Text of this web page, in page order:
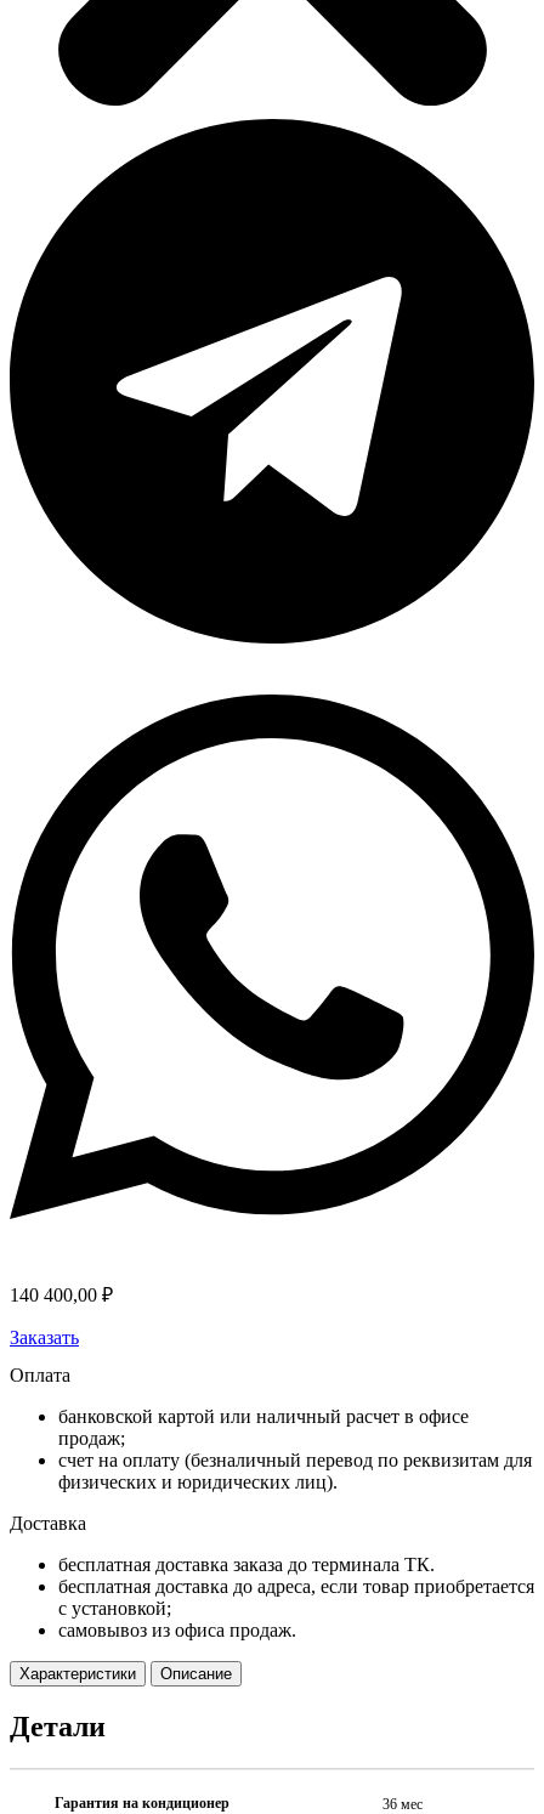
140 400,00 ₽
Заказать
Оплата
банковской картой или наличный расчет в офисе
продаж;
счет на оплату (безналичный перевод по реквизитам для
физических и юридических лиц).
Доставка
бесплатная доставка заказа до терминала ТК.
бесплатная доставка до адреса, если товар приобретается
с установкой;
самовывоз из офиса продаж.
Характеристики Описание
Детали
Гарантия на кондиционер 36 мес